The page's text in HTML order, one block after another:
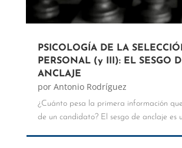
PSICOLOGÍA DE LA
PERSONAL (y III): EL SESGO
ANCLAJE
por Antonio Rodríguez
¿Cuánto pesa la primera información
de un candidato? El sesgo de anclaje es